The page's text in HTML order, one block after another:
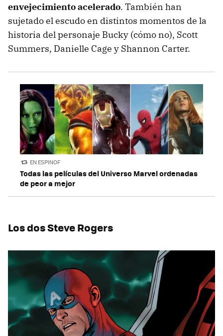
envejecimiento acelerado. También han
sujetado el escudo en distintos momentos de la
historia del personaje Bucky (cómo no), Scott
Summers, Danielle Cage y Shannon Carter.
EN ESPINOF
Todas las películas del Universo Marvel ordenadas
de peor a mejor
Los dos Steve Rogers